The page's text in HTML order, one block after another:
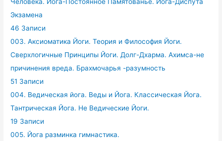
Экзамена
46 Записи
003. Аксиоматика Йоги. Теория и Философия Йоги.
Сверхлогичные Принципы Йоги. Долг-Дхарма. Ахимса-не
причинения вреда. Брахмочарья -разумность
51 Записи
004. Ведическая йога. Веды и Йога. Классическая Йога.
Тантрическая Йога. Не Ведические Йоги.
19 Записи
005. Йога разминка гимнастика.